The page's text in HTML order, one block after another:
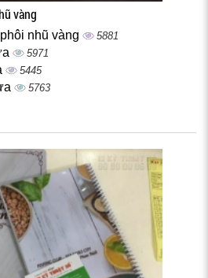
vàng
nhũ vàng 5881
5971
5445
5763